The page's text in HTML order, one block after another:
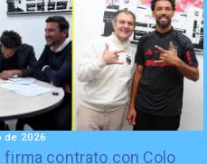
firma contrato con Colo
de 2026